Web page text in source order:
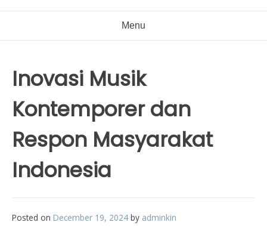
Menu
Inovasi Musik
Kontemporer dan
Respon Masyarakat
Indonesia
Posted on December 19, 2024 by adminkin